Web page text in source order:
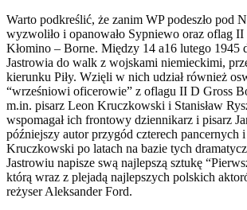
Warto podkreślić, że zanim WP podeszło pod
wyzwoliło i opanowało Sypniewo oraz oflag
Kłomino – Borne. Między 14 a16 lutego 1945
Jastrowia do walk z wojskami niemieckimi,
kierunku Piły. Wzięli w nich udział również
“wrześniowi oficerowie” z oflagu II D Gross
m.in. pisarz Leon Kruczkowski i Stanisław
wspomagał ich frontowy dziennikarz i pisarz
późniejszy autor przygód czterech pancernych i
Kruczkowski po latach na bazie tych
Jastrowiu napisze swą najlepszą sztukę
którą wraz z plejadą najlepszych polskich
reżyser Aleksander Ford.